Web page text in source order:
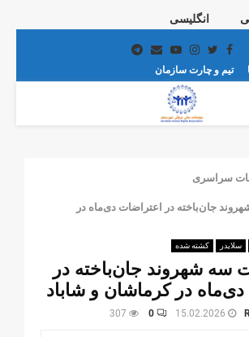
انگلیسی
Facebook
Twitter
Instagram
Youtube
Email
Telegram
تیم و چارت سازمان
سراسری
جان‌باخته در اعتراضات دی‌ماه در
سلایدر کشته شده
سه شهروند جان‌باخته در
دی‌ماه در کرماشان و شاباد
15.02.2026
0
307